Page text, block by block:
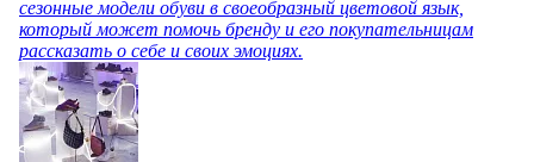
сезонные модели обуви в своеобразный цветовой язык,
который может помочь бренду и его покупательницам
рассказать о себе и своих эмоциях.